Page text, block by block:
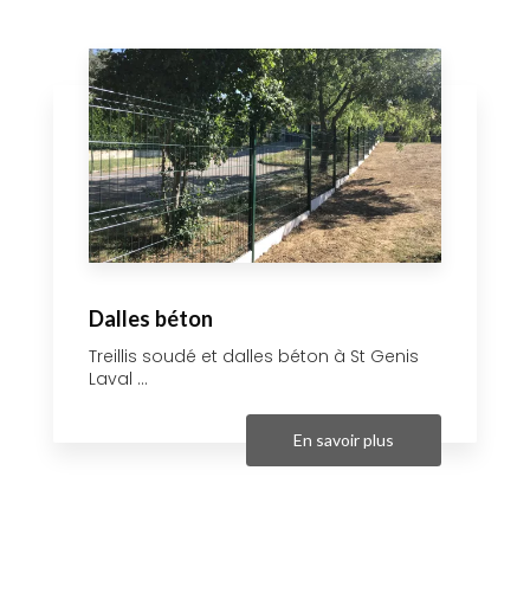
Dalles béton
Treillis soudé et dalles béton à St Genis
Laval ...
En savoir plus